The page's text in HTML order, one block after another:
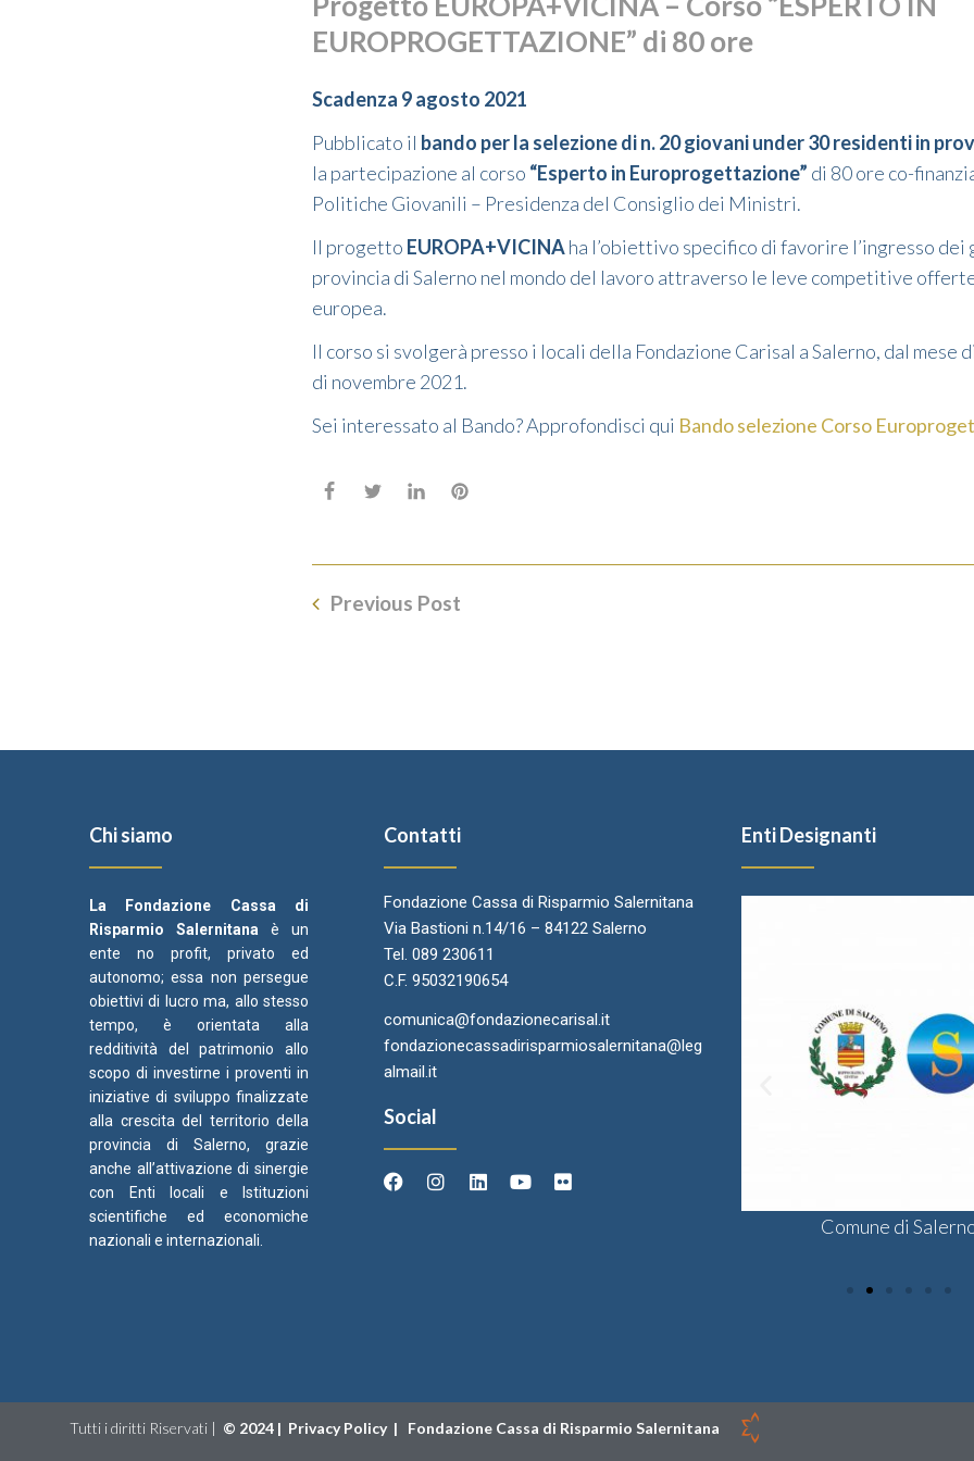
EUROPROGETTAZIONE” di 80 ore
Scadenza 9 agosto 2021
Pubblicato il bando per la selezione di n. 20 giovani under 30 residenti in
la partecipazione al corso “Esperto in Europrogettazione” di 80 ore co-
Politiche Giovanili – Presidenza del Consiglio dei Ministri.
Il progetto EUROPA+VICINAha l’obiettivo specifico di favorire l’ingresso dei
provincia di Salerno nel mondo del lavoro attraverso le leve competitive
europea.
Il corso si svolgerà presso i locali della Fondazione Carisal a Salerno, dal mese
di novembre 2021.
Sei interessato al Bando? Approfondisci qui Bando selezione Corso
Previous Post
Chi siamo
La Fondazione Cassa di
Risparmio Salernitana è un
ente no profit, privato ed
autonomo; essa non persegue
obiettivi di lucro ma, allo stesso
tempo, è orientata alla
redditività del patrimonio allo
scopo di investirne i proventi in
iniziative di sviluppo finalizzate
alla crescita del territorio della
provincia di Salerno, grazie
anche all’attivazione di sinergie
con Enti locali e Istituzioni
scientifiche ed economiche
nazionali e internazionali.
Contatti
Fondazione Cassa di Risparmio Salernitana
Via Bastioni n.14/16 – 84122 Salerno
Tel. 089 230611
C.F. 95032190654
comunica@fondazionecarisal.it
fondazionecassadirisparmiosalernitana@leg
almail.it
Social
Enti Designanti
Arcidiocesi di Salerno Campagna
Comune di
Sodalis CSV
Tutti i diritti Riservati | © 2024 | Privacy Policy | Fondazione Cassa di Risparmio Salernitana